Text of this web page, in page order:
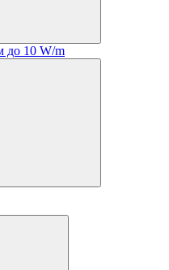
до 10 W/m